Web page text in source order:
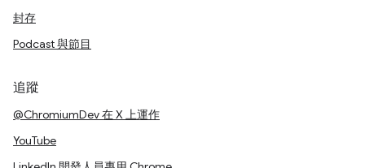
封存
Podcast 與節目
追蹤
@ChromiumDev 在 X 上運作
YouTube